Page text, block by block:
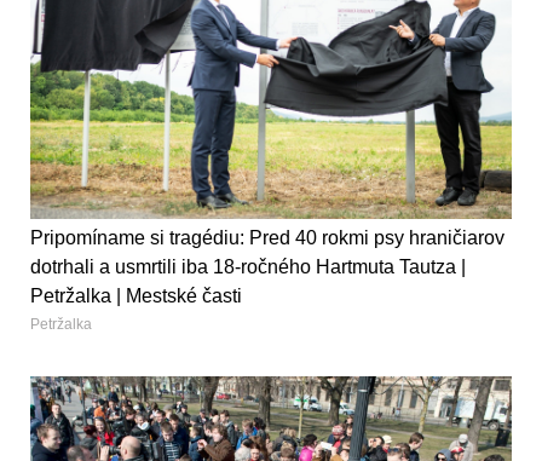
Pripomíname si tragédiu: Pred 40 rokmi psy hraničiarov
dotrhali a usmrtili iba 18-ročného Hartmuta Tautza |
Petržalka | Mestské časti
Petržalka